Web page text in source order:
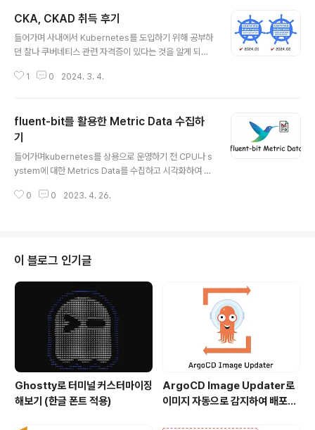
CKA, CKAD 취득 후기
들어가며 사내에서 Kubernetes를 도입하기 위해 공부하
던 찰나 쿠버네티스 관련 자격증이 있다는 것을 알게 되었
빨리 실무에 적용하기 급급했던터라 수박겉핥기 식으로 공
에 따라 안정화가 되어 자격증을 공부를 하기 시작했습니
다. (시기로 보자면 23년 11월부터 준비를 했네요.) 23년
12월에 2번의 시험을 본 후 연달아 불합격했고 24년 1월
에 한 번 더 결제를 하여 2번을 보아 합격했습니다!(총 4번
을 보았네요…) 그리고 바로 2주 뒤 45% 설날 세일때 이
때다 싶어 CKAD까지 1번의 불합격에 이어 결국 합격을
1 0 2024. 3. 4.
fluent-bit를 활용한 Metric Data 수집하
기
들어가며kubernetes를 상용으로 운영하기 전 CPU나 s
ystem에 대한 Metrics Data를 수집하고 시각화하여 원
으로 logging system을 구축해놓았었는데, 그 중 fluen
PU 사용량을 측정합니다.설정된 시간에 대해 백분율 단위
로 수집되며 현재 이 plugin은 linux에서만 사용하실 수
있습니다.key key namedescriptioncpu_p이 값은
사용자 및 커널 공간에 소요된 사간 대비 전체 시스템의 C
PU 사용량을 ..
0 0 2023. 4. 26.
이 블로그 인기글
Ghostty로 터미널 커스터마이징
해보기 (한글 폰트 적용)
ArgoCD Image Updater로
이미지 자동으로 감지하여 배포하